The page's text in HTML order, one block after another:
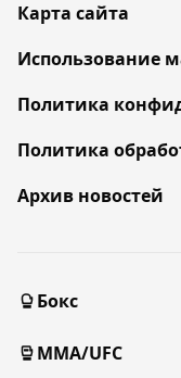
Карта сайта
Использование
Политика
Политика
Архив новостей
Бокс
MMA/UFC